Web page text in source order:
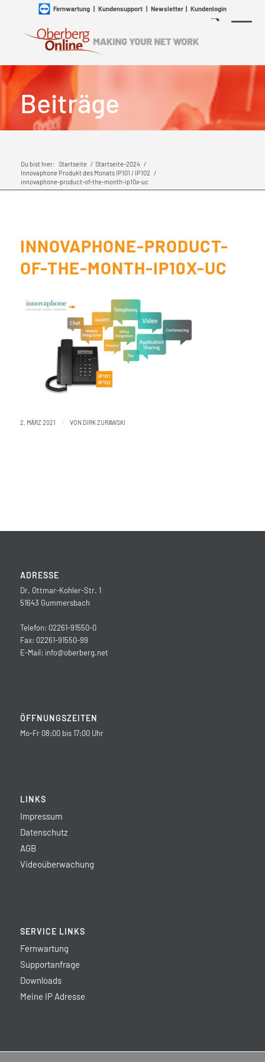
Fernwartung| Kundensupport| Newsletter| Kundenlogin
Beiträge
Du bist hier: Startseite / Startseite-2024 /
Innovaphone Produkt des Monats IP101 / IP102 /
innovaphone-product-of-the-month-ip10x-uc
INNOVAPHONE-PRODUCT-
OF-THE-MONTH-IP10X-UC
2. MÄRZ 2021 / VON DIRK ZURAWSKI
ADRESSE
Dr. Ottmar-Kohler-Str. 1
51643 Gummersbach
Telefon: 02261-91550-0
Fax: 02261-91550-99
E-Mail: info@oberberg.net
ÖFFNUNGSZEITEN
Mo-Fr 08:00 bis 17:00 Uhr
LINKS
Impressum
Datenschutz
AGB
Videoüberwachung
SERVICE LINKS
Fernwartung
Supportanfrage
Downloads
Meine IP Adresse